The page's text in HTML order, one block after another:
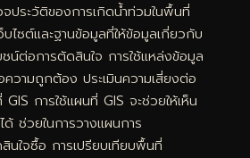
ประวัติของการเกิดน้ำท่วมในพื้นที่
ซต์และฐานข้อมูลที่ให้ข้อมูลเกี่ยวกับ
น์ต่อการตัดสินใจ การใช้แหล่งข้อมูล
วามถูกต้อง ประเมินความเสี่ยงต่อ
การใช้แผนที่ GIS จะช่วยให้เห็น
ช่วยในการวางแผนการ
นใจซื้อ การเปรียบเทียบพื้นที่